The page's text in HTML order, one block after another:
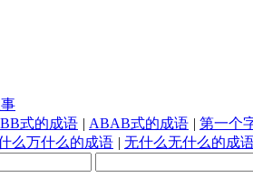
式的成语 | ABAB式的成语 | 第一个
么万什么的成语 | 无什么无什么的成